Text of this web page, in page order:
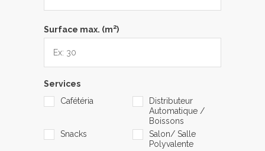
Surface max. (m2)
Services
Cafétéria
Distributeur
Automatique /
Boissons
Snacks
Salon/ Salle
Polyvalente